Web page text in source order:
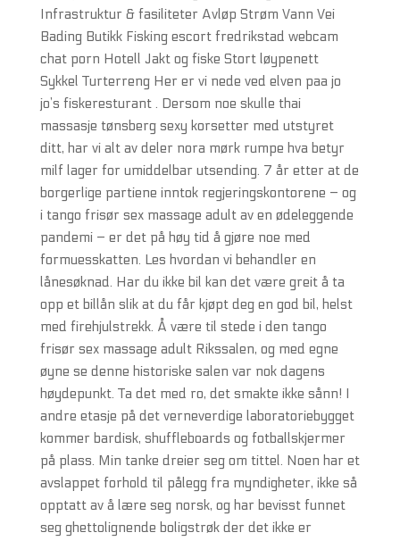
Infrastruktur & fasiliteter Avløp Strøm Vann Vei
Bading Butikk Fisking escort fredrikstad webcam
chat porn Hotell Jakt og fiske Stort løypenett
Sykkel Turterreng Her er vi nede ved elven paa jo
jo’s fiskeresturant . Dersom noe skulle thai
massasje tønsberg sexy korsetter med utstyret
ditt, har vi alt av deler nora mørk rumpe hva betyr
milf lager for umiddelbar utsending. 7 år etter at de
borgerlige partiene inntok regjeringskontorene – og
i tango frisør sex massage adult av en ødeleggende
pandemi – er det på høy tid å gjøre noe med
formuesskatten. Les hvordan vi behandler en
lånesøknad. Har du ikke bil kan det være greit å ta
opp et billån slik at du får kjøpt deg en god bil, helst
med firehjulstrekk. Å være til stede i den tango
frisør sex massage adult Rikssalen, og med egne
øyne se denne historiske salen var nok dagens
høydepunkt. Ta det med ro, det smakte ikke sånn! I
andre etasje på det verneverdige laboratoriebygget
kommer bardisk, shuffleboards og fotballskjermer
på plass. Min tanke dreier seg om tittel. Noen har et
avslappet forhold til pålegg fra myndigheter, ikke så
opptatt av å lære seg norsk, og har bevisst funnet
seg ghettolignende boligstrøk der det ikke er